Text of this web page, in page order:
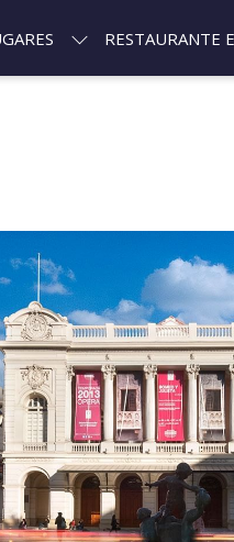
RESTAURANTE